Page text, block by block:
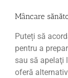
Mâncare
Puteți să
pentru a
sau să apelaţi
oferă